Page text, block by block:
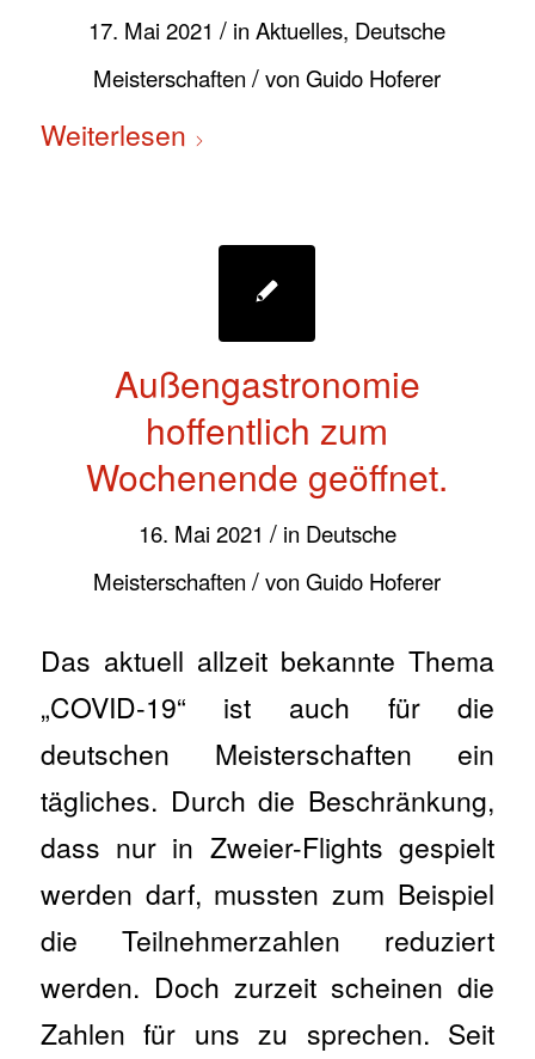
17. Mai 2021 / inAktuelles, Deutsche
Meisterschaften / vonGuido Hoferer
Weiterlesen
Außengastronomie
hoffentlich zum
Wochenende geöffnet.
16. Mai 2021 / in Deutsche
Meisterschaften / vonGuido Hoferer
Das aktuell allzeit bekannte Thema
„COVID-19“ ist auch für die
deutschen Meisterschaften ein
tägliches. Durch die Beschränkung,
dass nur in Zweier-Flights gespielt
werden darf, mussten zum Beispiel
die Teilnehmerzahlen reduziert
werden. Doch zurzeit scheinen die
Zahlen für uns zu sprechen. Seit